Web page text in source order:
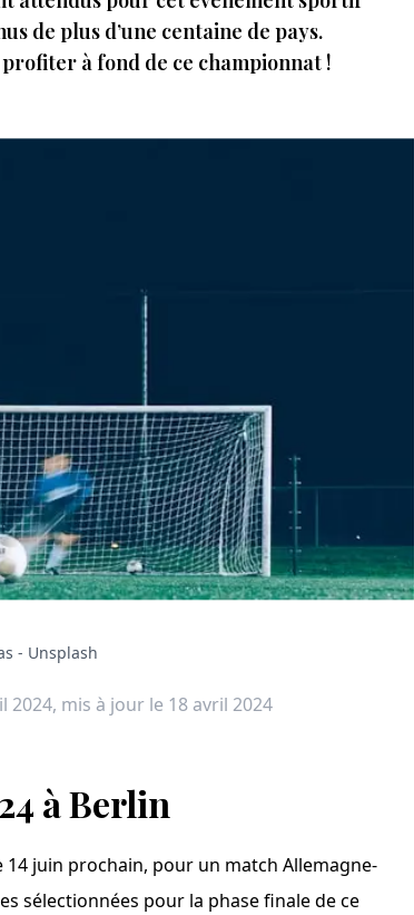
de plus d’une centaine de pays.
à fond de ce championnat !
- Unsplash
2024, mis à jour le 18 avril 2024
à Berlin
juin prochain, pour un match Allemagne-
sélectionnées pour la phase finale de ce